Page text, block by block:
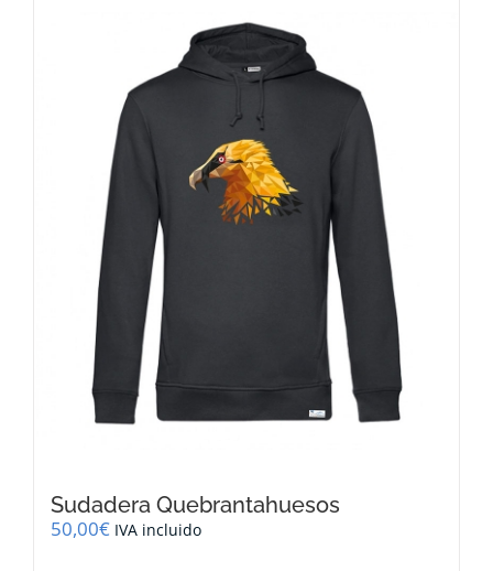
variantes.
Las
opciones
se
elegir
en
la
página
Sudadera Quebrantahuesos
50,00€ IVA incluido